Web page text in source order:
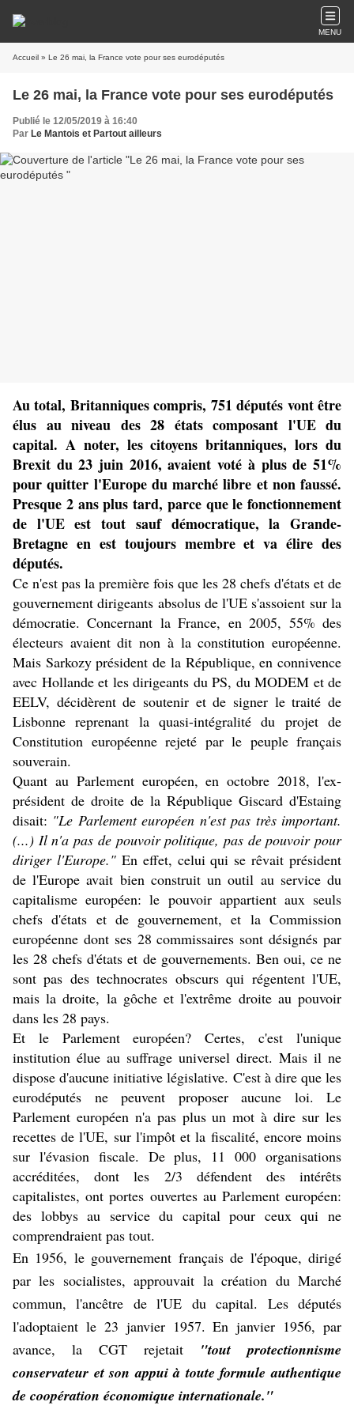
MENU
Accueil » Le 26 mai, la France vote pour ses eurodéputés
Le 26 mai, la France vote pour ses eurodéputés
Publié le 12/05/2019 à 16:40
Par Le Mantois et Partout ailleurs
Au total, Britanniques compris, 751 députés vont être
élus au niveau des 28 états composant l'UE du
capital. A noter, les citoyens britanniques, lors du
Brexit du 23 juin 2016, avaient voté à plus de 51%
pour quitter l'Europe du marché libre et non faussé.
Presque 2 ans plus tard, parce que le fonctionnement
de l'UE est tout sauf démocratique, la Grande-
Bretagne en est toujours membre et va élire des
députés.
Ce n'est pas la première fois que les 28 chefs d'états et de
gouvernement dirigeants absolus de l'UE s'assoient sur la
démocratie. Concernant la France, en 2005, 55% des
électeurs avaient dit non à la constitution européenne.
Mais Sarkozy président de la République, en connivence
avec Hollande et les dirigeants du PS, du MODEM et de
EELV, décidèrent de soutenir et de signer le traité de
Lisbonne reprenant la quasi-intégralité du projet de
Constitution européenne rejeté par le peuple français
souverain.
Quant au Parlement européen, en octobre 2018, l'ex-
président de droite de la République Giscard d'Estaing
disait: "Le Parlement européen n'est pas très important.
(...) Il n'a pas de pouvoir politique, pas de pouvoir pour
diriger l'Europe."En effet, celui qui se rêvait président
de l'Europe avait bien construit un outil au service du
capitalisme européen: le pouvoir appartient aux seuls
chefs d'états et de gouvernement, et la Commission
européenne dont ses 28 commissaires sont désignés par
les 28 chefs d'états et de gouvernements. Ben oui, ce ne
sont pas des technocrates obscurs qui régentent l'UE,
mais la droite, la gôche et l'extrême droite au pouvoir
dans les 28 pays.
Et le Parlement européen? Certes, c'est l'unique
institution élue au suffrage universel direct. Mais il ne
dispose d'aucune initiative législative. C'est à dire que les
eurodéputés ne peuvent proposer aucune loi. Le
Parlement européen n'a pas plus un mot à dire sur les
recettes de l'UE, sur l'impôt et la fiscalité, encore moins
sur l'évasion fiscale. De plus, 11 000 organisations
accréditées, dont les 2/3 défendent des intérêts
capitalistes, ont portes ouvertes au Parlement européen:
des lobbys au service du capital pour ceux qui ne
comprendraient pas tout.
En 1956, le gouvernement français de l'époque, dirigé
par les socialistes, approuvait la création du Marché
commun, l'ancêtre de l'UE du capital. Les députés
l'adoptaient le 23 janvier 1957. En janvier 1956, par
avance, la CGT rejetait "tout protectionnisme
conservateur et son appui à toute formule authentique
de coopération économique internationale."